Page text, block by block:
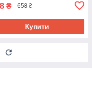
₴ 658 ₴
Купити